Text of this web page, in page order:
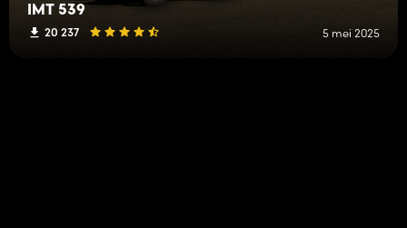
IMT 539
20 237 5 mei 2025